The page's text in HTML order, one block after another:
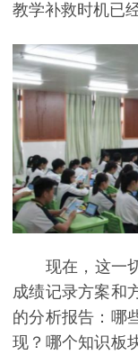
教学补救时机已
现在，这一切
成绩记录方案和
的分析报告：哪
现？哪个知识板